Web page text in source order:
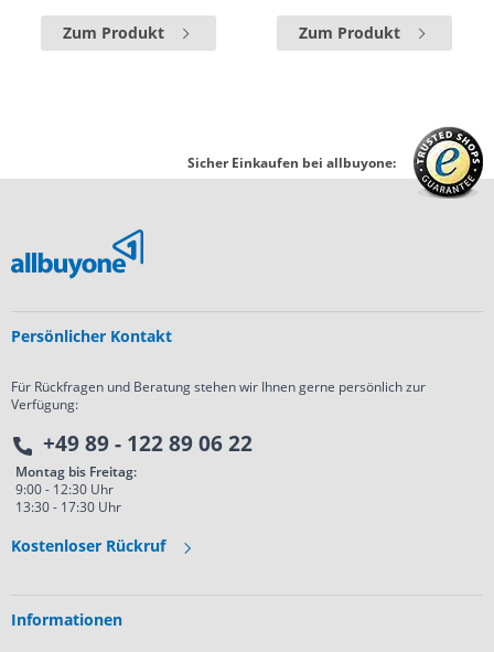
Zum Produkt Zum Produkt
Sicher Einkaufen bei allbuyone:
Persönlicher Kontakt
Für Rückfragen und Beratung stehen wir Ihnen gerne persönlich zur
Verfügung:
+49 89 - 122 89 06 22
Montag bis Freitag:
9:00 - 12:30 Uhr
13:30 - 17:30 Uhr
Kostenloser Rückruf
Informationen